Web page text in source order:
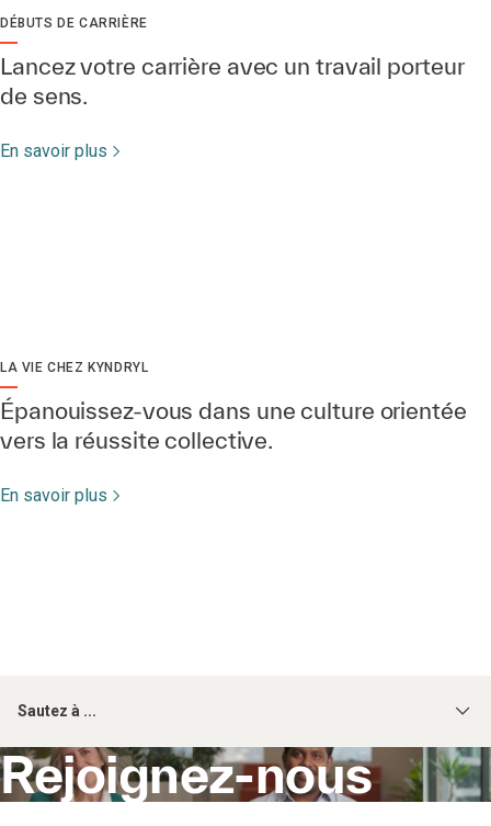
DÉBUTS DE CARRIÈRE
Lancez votre carrière avec un travail porteur
de sens.
En savoir plus
LA VIE CHEZ KYNDRYL
Épanouissez-vous dans une culture orientée
vers la réussite collective.
En savoir plus
Sautez à ...
Rejoignez-nous